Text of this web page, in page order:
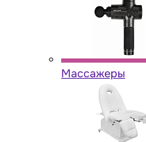
Массажеры